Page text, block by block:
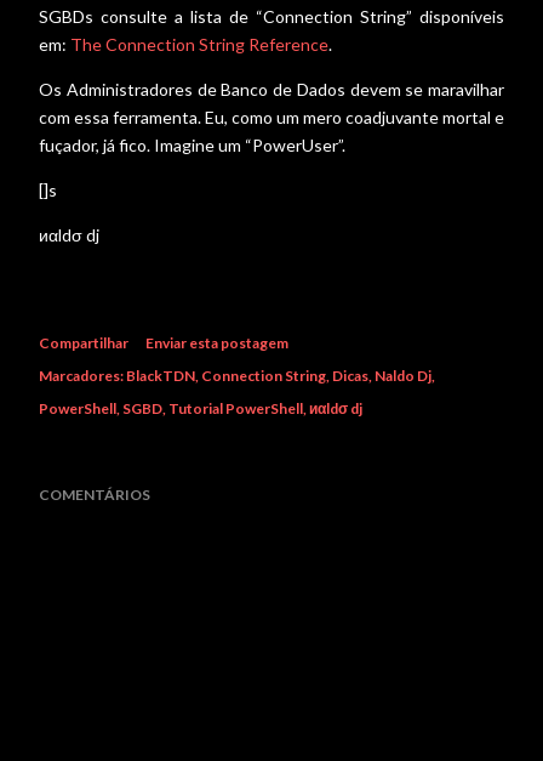
SGBDs consulte a lista de “Connection String” disponíveis
em: The Connection String Reference.
Os Administradores de Banco de Dados devem se maravilhar
com essa ferramenta. Eu, como um mero coadjuvante mortal e
fuçador, já fico. Imagine um “PowerUser”.
[]s
иαldσ dj
Compartilhar
Enviar esta postagem
Marcadores: BlackTDN Connection String Dicas Naldo Dj
PowerShell SGBD Tutorial PowerShell иαldσ dj
COMENTÁRIOS